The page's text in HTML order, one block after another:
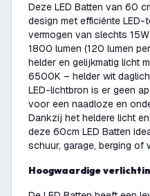
Deze LED Batten van 60
design met efficiënte LED-
vermogen van slechts
1800 lumen (120 lumen
helder en gelijkmatig licht
6500K – helder wit
LED-lichtbron is er geen
voor een naadloze en
Dankzij het heldere licht
deze 60cm LED Batten
schuur, garage, berging of
Hoogwaardige